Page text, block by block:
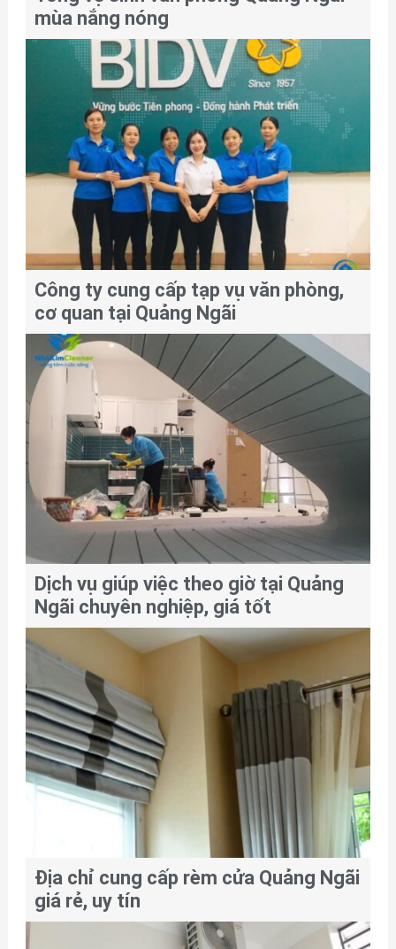
mùa nắng nóng
Công ty cung cấp tạp vụ văn phòng,
cơ quan tại Quảng Ngãi
Dịch vụ giúp việc theo giờ tại Quảng
Ngãi chuyên nghiệp, giá tốt
Địa chỉ cung cấp rèm cửa Quảng Ngãi
giá rẻ, uy tín